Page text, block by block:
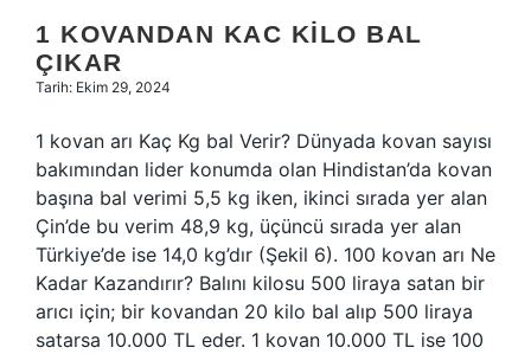
1 KOVANDAN KAC KILO BAL
ÇIKAR
Tarih: Ekim 29, 2024
1 kovan arı Kaç Kg bal Verir? Dünyada kovan sayısı
bakımından lider konumda olan Hindistan’da kovan
başına bal verimi 5,5 kg iken, ikinci sırada yer alan
Çin’de bu verim 48,9 kg, üçüncü sırada yer alan
Türkiye’de ise 14,0 kg’dır (Şekil 6). 100 kovan arı Ne
Kadar Kazandırır? Balını kilosu 500 liraya satan bir
arıcı için; bir kovandan 20 kilo bal alıp 500 liraya
satarsa ​​10.000 TL eder. 1 kovan 10.000 TL ise 100